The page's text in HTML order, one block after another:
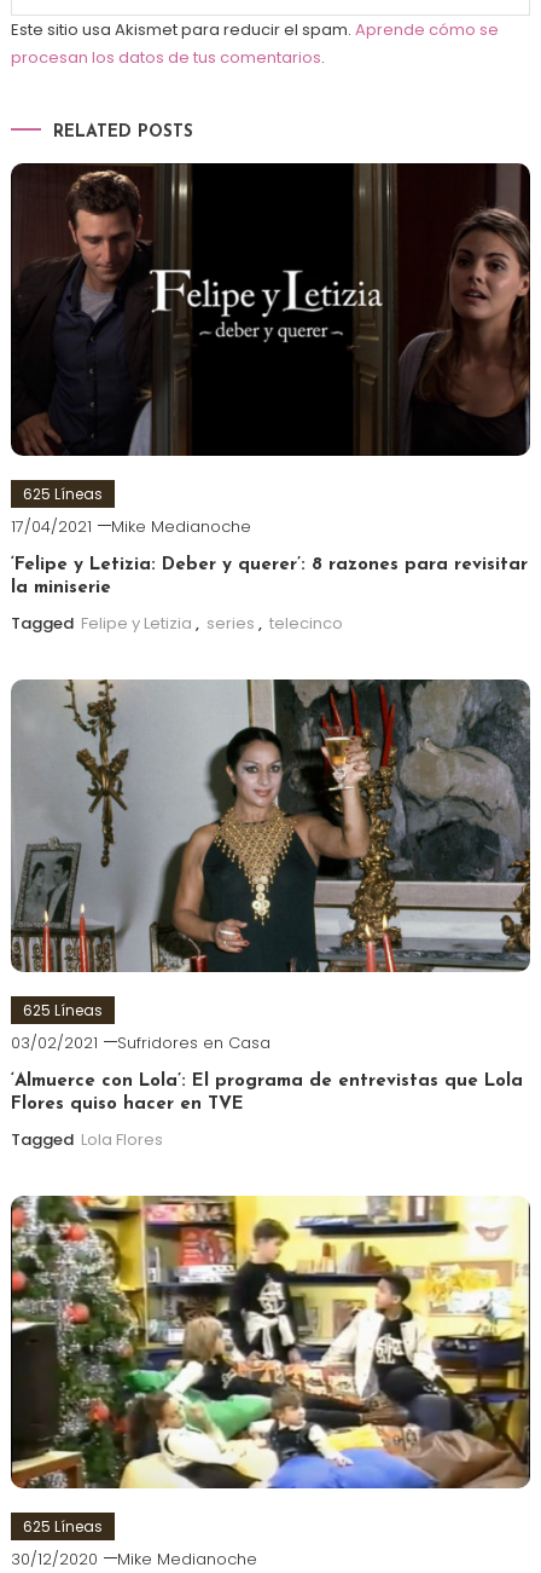
Este sitio usa Akismet para reducir el spam. Aprende cómo se
procesan los datos de tus comentarios.
RELATED POSTS
625 Líneas
17/04/2021 Mike Medianoche
‘Felipe y Letizia: Deber y querer’: 8 razones para revisitar
la miniserie
Tagged Felipe y Letizia , series , telecinco
625 Líneas
03/02/2021 Sufridores en Casa
‘Almuerce con Lola’: El programa de entrevistas que Lola
Flores quiso hacer en TVE
Tagged Lola Flores
625 Líneas
30/12/2020 Mike Medianoche